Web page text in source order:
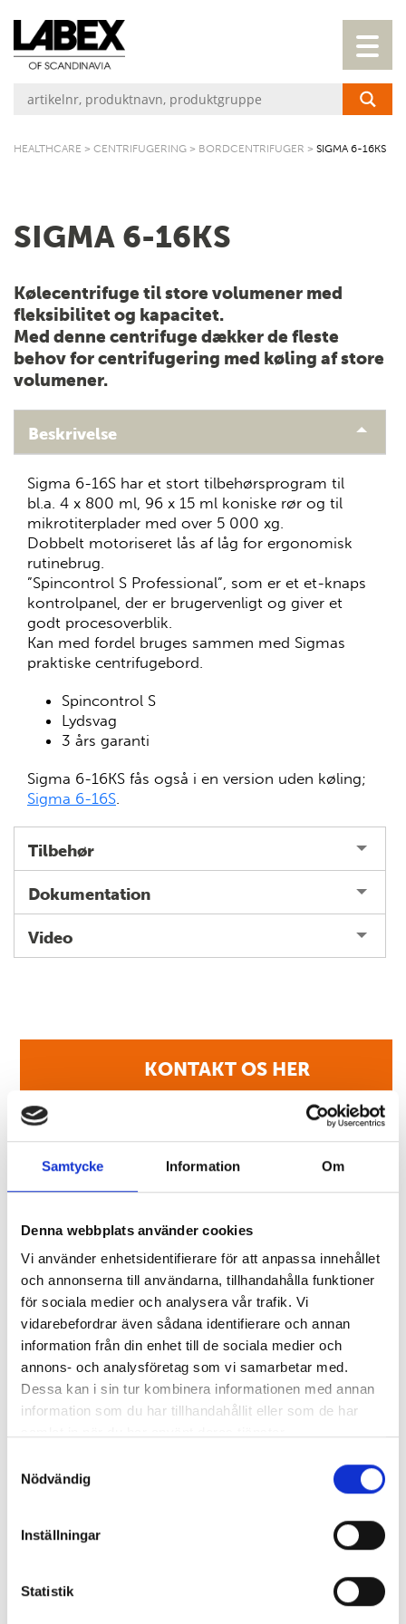
Samtycke Information Om
Denna webbplats använder cookies
Vi använder enhetsidentifierare för att anpassa innehållet
och annonserna till användarna, tillhandahålla funktioner
för sociala medier och analysera vår trafik. Vi
vidarebefordrar även sådana identifierare och annan
information från din enhet till de sociala medier och
annons- och analysföretag som vi samarbetar med.
Dessa kan i sin tur kombinera informationen med annan
information som du har tillhandahållit eller som de har
Nödvändig
Inställningar
Statistik
HEALTHCARE > CENTRIFUGERING > BORDCENTRIFUGER > SIGMA 6-16KS
SIGMA 6-16KS
Kølecentrifuge til store volumener med
fleksibilitet og kapacitet.
Med denne centrifuge dækker de fleste
behov for centrifugering med køling af store
volumener.
Beskrivelse
Sigma 6-16S har et stort tilbehørsprogram til
bl.a. 4 x 800 ml, 96 x 15 ml koniske rør og til
mikrotiterplader med over 5 000 xg.
Dobbelt motoriseret lås af låg for ergonomisk
rutinebrug.
”Spincontrol S Professional”, som er et et-knaps
kontrolpanel, der er brugervenligt og giver et
godt procesoverblik.
Kan med fordel bruges sammen med Sigmas
praktiske centrifugebord.
Spincontrol S
Lydsvag
3 års garanti
Sigma 6-16KS fås også i en version uden køling;
Sigma 6-16S.
Tilbehør
Dokumentation
Video
KONTAKT OS HER